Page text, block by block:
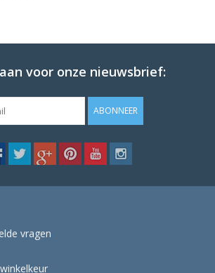
voor onze nieuwsbrief:
ABONNEER
vragen